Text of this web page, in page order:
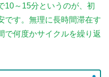
10～15分というのが、初
です。無理に長時間滞在す
で何度かサイクルを繰り返